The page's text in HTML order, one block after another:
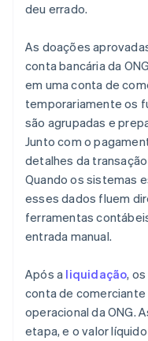
deu errado.
As doações
conta bancária da
em uma conta de
temporariamente os
são agrupadas e
Junto com o
detalhes da
Quando os sistemas
esses dados fluem
ferramentas
entrada manual.
Após a liquidação,
conta de comerciante
operacional da ONG.
etapa, e o valor